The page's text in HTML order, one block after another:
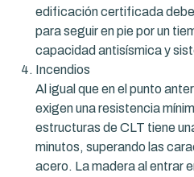
edificación certificada
para seguir en pie por un
capacidad antisísmica y
Incendios
Al igual que en el punto
exigen una resistencia
estructuras de CLT tiene
minutos, superando las
acero. La madera al entrar